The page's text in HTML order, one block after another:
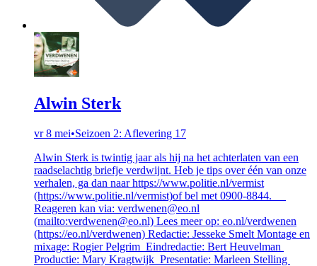
Alwin Sterk
vr 8 mei•Seizoen 2: Aflevering 17
Alwin Sterk is twintig jaar als hij na het achterlaten van een
raadselachtig briefje verdwijnt. Heb je tips over één van onze
verhalen, ga dan naar https://www.politie.nl/vermist
(https://www.politie.nl/vermist)of bel met 0900-8844.
Reageren kan via: verdwenen@eo.nl
(mailto:verdwenen@eo.nl) Lees meer op: eo.nl/verdwenen
(https://eo.nl/verdwenen) Redactie: Jesseke Smelt Montage en
mixage: Rogier Pelgrim Eindredactie: Bert Heuvelman
Productie: Mary Kragtwijk Presentatie: Marleen Stelling